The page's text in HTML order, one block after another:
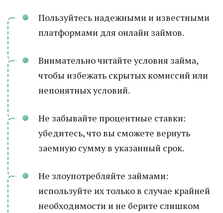
Пользуйтесь надежными и известными
платформами для онлайн займов.
Внимательно читайте условия займа,
чтобы избежать скрытых комиссий или
непонятных условий.
Не забывайте процентные ставки:
убедитесь, что вы сможете вернуть
заемную сумму в указанный срок.
Не злоупотребляйте займами:
используйте их только в случае крайней
необходимости и не берите слишком